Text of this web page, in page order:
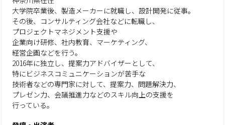
大学院卒業後、製造メーカーに就職し、設計開発に従事。
その後、コンサルティング会社などに転職し、
プロジェクトマネジメント支援や
企業向け研修、社内教育、マーケティング、
経営企画などを行う。
2016年に独立し、提案力アドバイザーとして、
特にビジネスコミュニケーションが苦手な
技術者などの専門家に対して、提案力、問題解決力、
プレゼン力、会議推進力などのスキル向上の支援を
行っている。